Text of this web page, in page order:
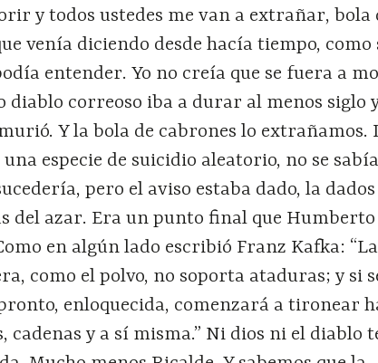
y todos ustedes me van a extrañar, bola
venía diciendo desde hacía tiempo,
entender. Yo no creía que se fuera a
diablo correoso iba a durar al menos siglo
Y la bola de cabrones lo extrañamos.
especie de suicidio aleatorio, no se
pero el aviso estaba dado, la dados
del azar. Era un punto final que
en algún lado escribió Franz Kafka:
como el polvo, no soporta ataduras; y si
enloquecida, comenzará a tironear
cadenas y a sí misma.” Ni dios ni el diablo